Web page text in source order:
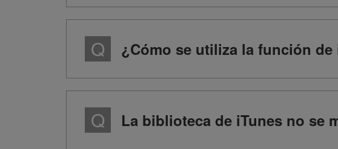
¿Cómo se utiliza la función
La biblioteca de iTunes no se